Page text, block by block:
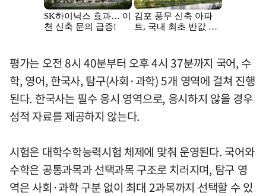
평가는 오전 8시 40분부터 오후 4시 37분까지 국어, 수
학, 영어, 한국사, 탐구(사회·과학) 5개 영역에 걸쳐 진행
된다. 한국사는 필수 응시 영역으로, 응시하지 않을 경우
성적 자료를 제공하지 않는다.
시험은 대학수학능력시험 체제에 맞춰 운영된다. 국어와
수학은 공통과목과 선택과목 구조로 치러지며, 탐구 영
역은 사회·과학 구분 없이 최대 2과목까지 선택할 수 있